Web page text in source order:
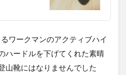
ワークマンのアクティブハイ
ハードルを下げてくれた素晴
山靴にはなりませんでした